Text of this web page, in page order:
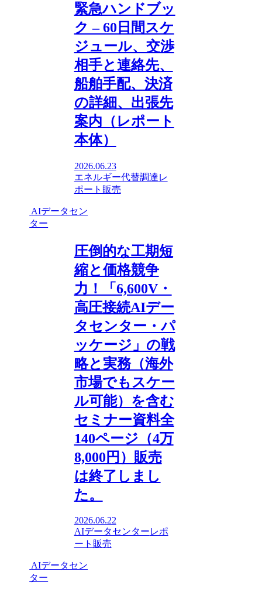
緊急ハンドブッ
ク – 60日間スケ
ジュール、交渉
相手と連絡先、
船舶手配、決済
の詳細、出張先
案内（レポート
本体）
2026.06.23
エネルギー代替調達レ
ポート販売
AIデータセン
ター
圧倒的な工期短
縮と価格競争
力！「6,600V・
高圧接続AIデー
タセンター・パ
ッケージ」の戦
略と実務（海外
市場でもスケー
ル可能）を含む
セミナー資料全
140ページ（4万
8,000円）販売
は終了しまし
た。
2026.06.22
AIデータセンター レポ
ート販売
AIデータセン
ター